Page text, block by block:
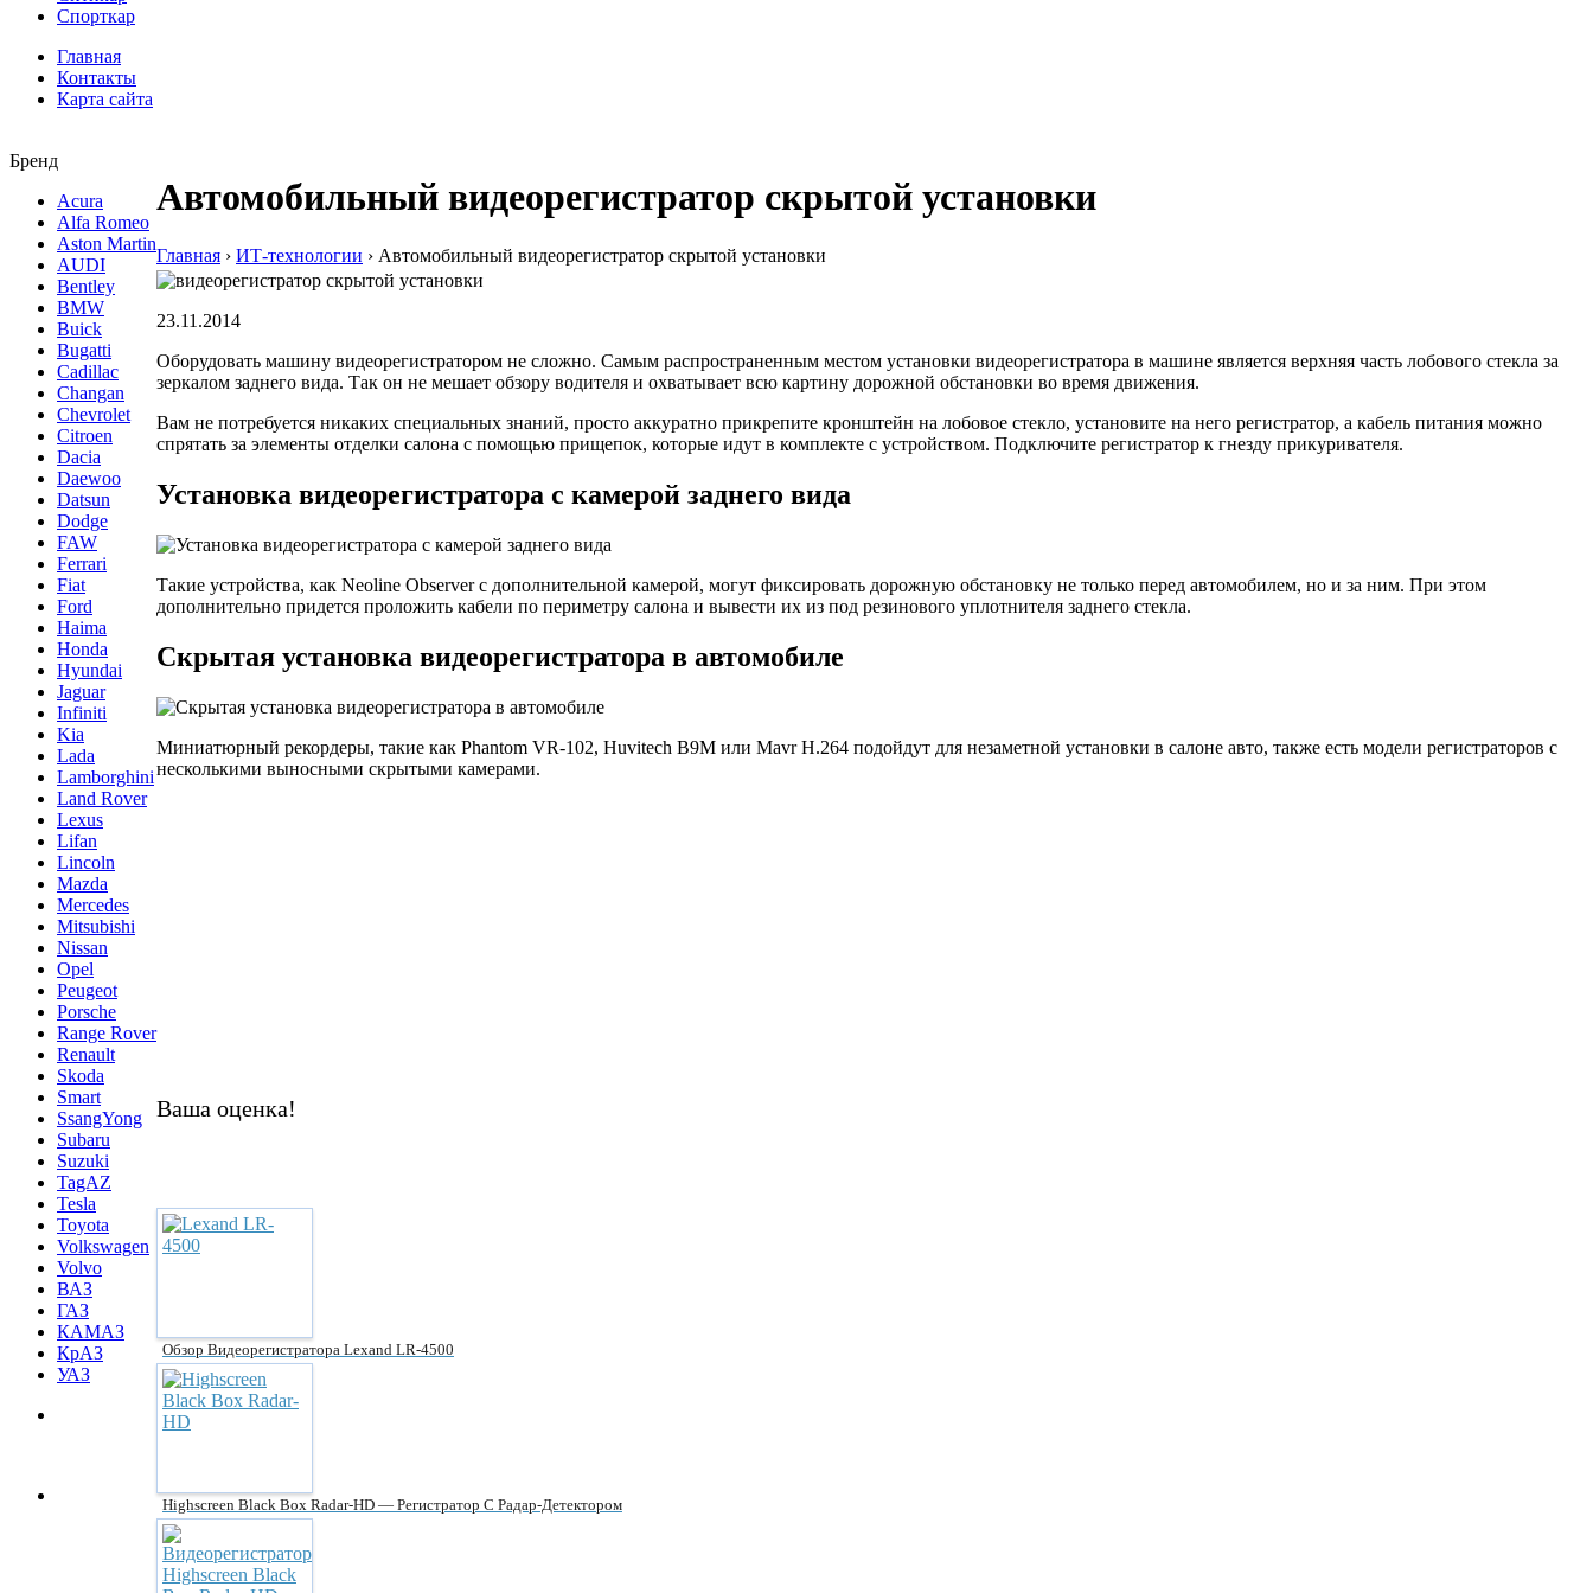
Спорткар
Главная
Контакты
Карта сайта
Бренд
Acura
Alfa Romeo
Aston Martin
AUDI
Bentley
BMW
Buick
Bugatti
Cadillac
Changan
Chevrolet
Citroen
Dacia
Daewoo
Datsun
Dodge
FAW
Ferrari
Fiat
Ford
Haima
Honda
Hyundai
Jaguar
Infiniti
Kia
Lada
Lamborghini
Land Rover
Lexus
Lifan
Lincoln
Mazda
Mercedes
Mitsubishi
Nissan
Opel
Peugeot
Porsche
Range Rover
Renault
Skoda
Smart
SsangYong
Subaru
Suzuki
TagAZ
Tesla
Toyota
Volkswagen
Volvo
ВАЗ
ГАЗ
КАМАЗ
КрАЗ
УАЗ
Автомобильный видеорегистратор скрытой установки
Главная › ИТ-технологии › Автомобильный видеорегистратор скрытой установки
23.11.2014
Оборудовать машину видеорегистратором не сложно. Самым распространенным местом установки видеорегистратора в машине является верхняя часть лобового стекла за
зеркалом заднего вида. Так он не мешает обзору водителя и охватывает всю картину дорожной обстановки во время движения.
Вам не потребуется никаких специальных знаний, просто аккуратно прикрепите кронштейн на лобовое стекло, установите на него регистратор, а кабель питания можно
спрятать за элементы отделки салона с помощью прищепок, которые идут в комплекте с устройством. Подключите регистратор к гнезду прикуривателя.
Установка видеорегистратора с камерой заднего вида
Такие устройства, как Neoline Observer с дополнительной камерой, могут фиксировать дорожную обстановку не только перед автомобилем, но и за ним. При этом
дополнительно придется проложить кабели по периметру салона и вывести их из под резинового уплотнителя заднего стекла.
Скрытая установка видеорегистратора в автомобиле
Миниатюрный рекордеры, такие как Phantom VR-102, Huvitech B9M или Mavr H.264 подойдут для незаметной установки в салоне авто, также есть модели регистраторов с
несколькими выносными скрытыми камерами.
Ваша оценка!
Обзор Видеорегистратора Lexand LR-4500
Highscreen Black Box Radar-HD — Регистратор С Радар-Детектором